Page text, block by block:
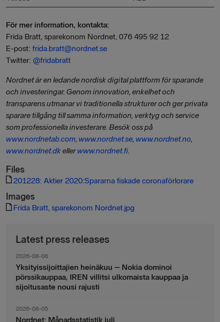
För mer information, kontakta:
Frida Bratt, sparekonom Nordnet, 076 495 92 12
E-post: frida.bratt@nordnet.se
Twitter: @fridabratt
Nordnet är en ledande nordisk digital plattform för sparande
och investeringar. Genom innovation, enkelhet och
transparens utmanar vi traditionella strukturer och ger privata
sparare tillgång till samma information, verktyg och service
som professionella investerare. Besök oss på
www.nordnetab.com, www.nordnet.se, www.nordnet.no,
www.nordnet.dkellerwww.nordnet.fi.
Files
201228: Aktier 2020:Spararna fiskade coronaförlorare
Images
Frida Bratt, sparekonom Nordnet.jpg
Latest press releases
2026-08-06
Yksityissijoittajien heinäkuu – Nokia dominoi
pörssikauppaa, IREN villitsi ulkomaista kauppaa ja
sijoitusaste nousi rajusti
2026-08-05
Nordnet: Månadsstatistik juli